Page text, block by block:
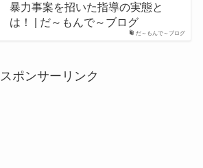
だ～もんで～ブログ
暴力事案を招いた指導の実態と
は！ | だ～もんで～ブログ
スポンサーリンク